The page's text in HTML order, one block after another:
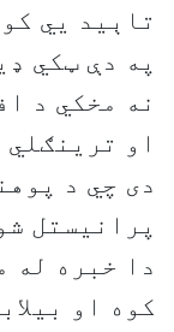
تاېيد يي
په دې ټکي
نه مخکي د
او
دی چي د
پرانیستل
دا خبره له
کوه او